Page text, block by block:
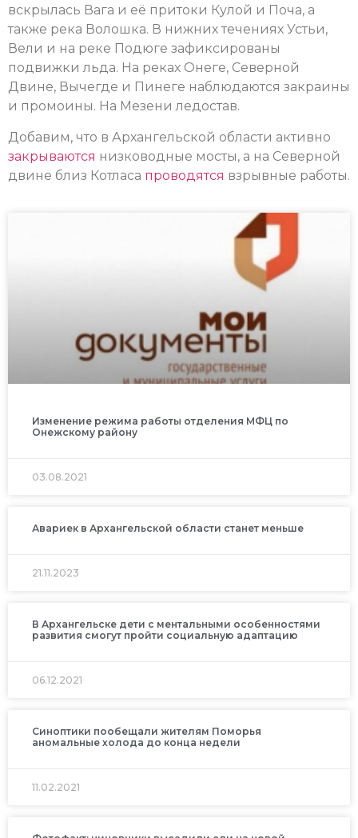
вскрылась Вага и её притоки Кулой и Поча, а
также река Волошка. В нижних течениях Устьи,
Вели и на реке Подюге зафиксированы
подвижки льда. На реках Онеге, Северной
Двине, Вычегде и Пинеге наблюдаются закраины
и промоины. На Мезени ледостав.
Добавим, что в Архангельской области активно
закрываются низководные мосты, а на Северной
двине близ Котласа проводятся взрывные работы.
Изменение режима работы отделения МФЦ по
Онежскому району
03.08.2021
Авариек в Архангельской области станет меньше
21.11.2023
В Архангельске дети с ментальными особенностями
развития смогут пройти социальную адаптацию
06.12.2021
Синоптики пообещали жителям Поморья
аномальные холода до конца недели
11.02.2021